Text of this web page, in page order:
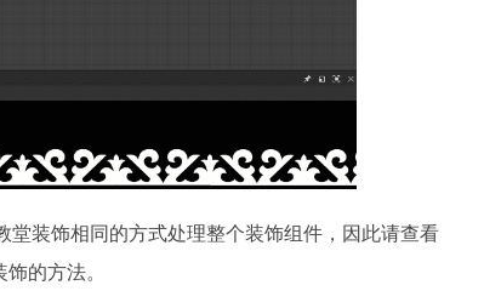
装饰相同的方式处理整个装饰组件，因此请查看
的方法。